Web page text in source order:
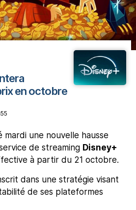
en octobre
mardi une nouvelle hausse
de streaming Disney+
à partir du 21 octobre.
dans une stratégie visant
de ses plateformes